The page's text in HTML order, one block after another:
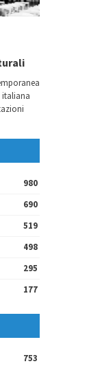
italiana
980
690
519
498
295
177
753